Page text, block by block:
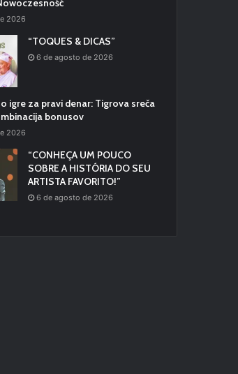
2026
“TOQUES & DICAS”
6 de agosto de 2026
igre za pravi denar: Tigrova sreča
bonusov
2026
“CONHEÇA UM POUCO
SOBRE A HISTÓRIA DO SEU
ARTISTA FAVORITO!”
6 de agosto de 2026